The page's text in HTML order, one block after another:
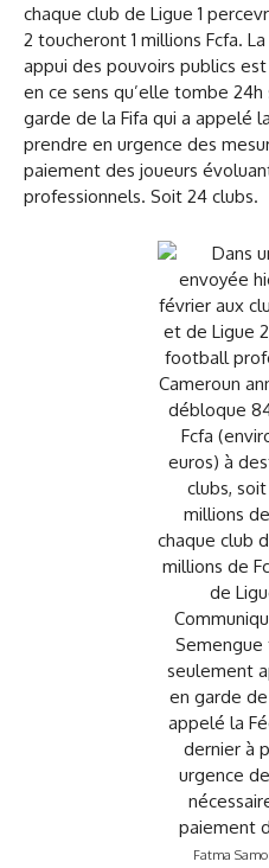
chaque club de Ligue 1
2 toucheront 1 millions Fcfa.
appui des pouvoirs publics
en ce sens qu’elle tombe
garde de la Fifa qui a appelé
prendre en urgence des
paiement des joueurs
professionnels. Soit 24 clubs.
Fatma